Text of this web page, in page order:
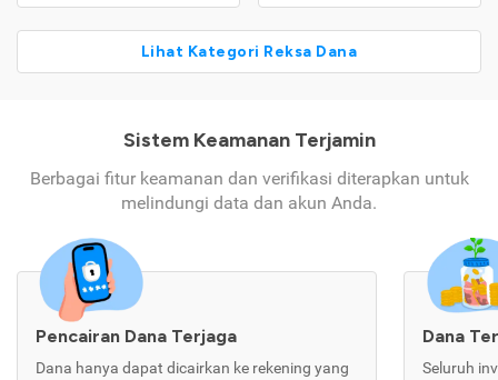
Lihat Kategori Reksa Dana
Sistem Keamanan Terjamin
Berbagai fitur keamanan dan verifikasi diterapkan untuk
melindungi data dan akun Anda.
Pencairan Dana Terjaga
Dana hanya dapat dicairkan ke rekening yang
Dana
Seluruh